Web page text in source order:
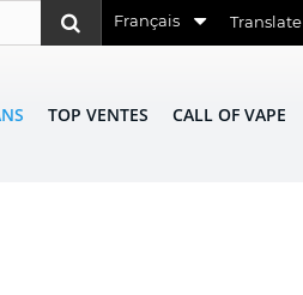
Translate
Français
TOP VENTES CALL OF VAPE